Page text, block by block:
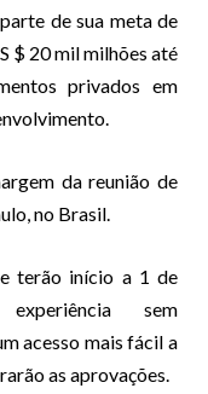
de sua meta de
$ 20 mil milhões até
privados em
da reunião de
no Brasil.
terão início a 1 de
sem
acesso mais fácil a
as aprovações.